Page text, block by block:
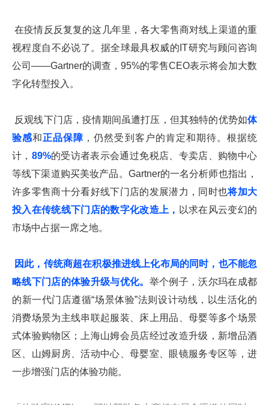
在疫情反反复复的这几年里，各大零售商对线上渠道的重
视程度自不必说了。据全球最具权威的IT研究与顾问咨询
公司——Gartner的调查，95%的零售CEO表示将会加大数
字化转型投入。
反观线下门店，疫情期间虽遭打压，但其独特的优势如体
验感和正品保障 ，仍然受到客户的肯定和期待。根据统
计， 89%的受访者表示会通过免税店、专卖店、购物中心
等线下渠道购买美妆产品。Gartner的一名分析师也指出，
许多零售商十分看好线下门店的发展潜力，同时也将加大
投入在传统线下门店的数字化改造上， 以求在风云变幻的
市场中占据一席之地。
因此，传统商超在积极推进线上化布局的同时，也不能忽
略线下门店的体验升级与优化。 举个例子，沃尔玛在成都
的新一代门店遵循“场景体验”法则设计动线，以生活化的
消费场景为主线串联起服装、床上用品、母婴等多个场景
式体验购物区；上海山姆会员店经过改造升级，新增品酒
区、山姆厨房、活动中心、母婴室、眼镜服务专区等，进
一步增强门店的体验功能。